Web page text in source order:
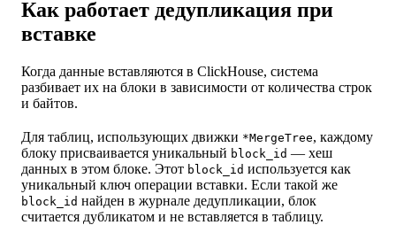
Как работает дедупликация при
вставке
Когда данные вставляются в ClickHouse, система
разбивает их на блоки в зависимости от количества строк
и байтов.
Для таблиц, использующих движки *MergeTree, каждому
блоку присваивается уникальный block_id — хеш
данных в этом блоке. Этот block_id используется как
уникальный ключ операции вставки. Если такой же
block_id найден в журнале дедупликации, блок
считается дубликатом и не вставляется в таблицу.